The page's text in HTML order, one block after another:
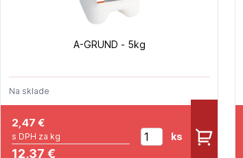
A-GRUND - 5kg
Na sklade
2,47 €
s DPH za kg
12,37 €
ks